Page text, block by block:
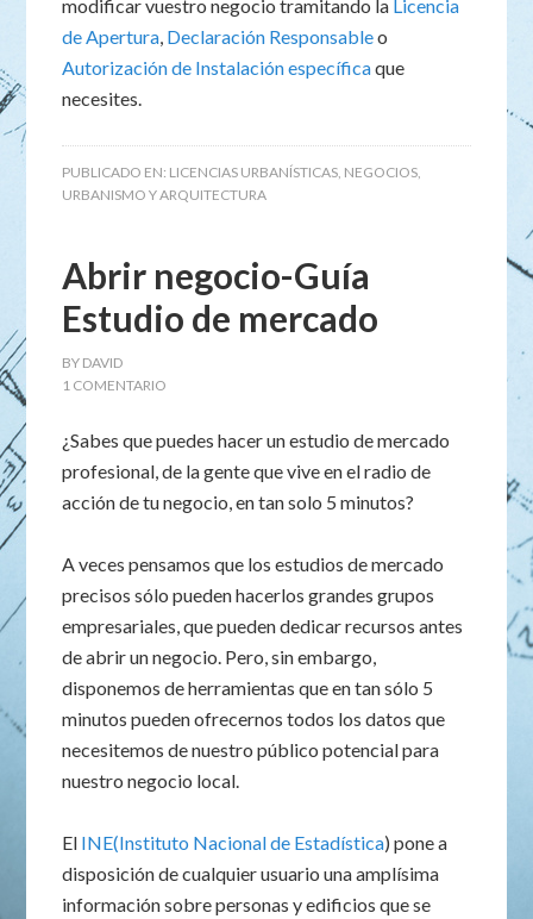
modificar vuestro negocio tramitando la Licencia
de Apertura, Declaración Responsableo
Autorización de Instalación específicaque
necesites.
PUBLICADO EN: LICENCIAS URBANÍSTICAS, NEGOCIOS,
URBANISMO Y ARQUITECTURA
Abrir negocio-Guía
Estudio de mercado
BY DAVID
1 COMENTARIO
¿Sabes que puedes hacer un estudio de mercado
profesional, de la gente que vive en el radio de
acción de tu negocio, en tan solo 5 minutos?
A veces pensamos que los estudios de mercado
precisos sólo pueden hacerlos grandes grupos
empresariales, que pueden dedicar recursos antes
de abrir un negocio. Pero, sin embargo,
disponemos de herramientas que en tan sólo 5
minutos pueden ofrecernos todos los datos que
necesitemos de nuestro público potencial para
nuestro negocio local.
El INE(Instituto Nacional de Estadística) pone a
disposición de cualquier usuario una amplísima
información sobre personas y edificios que se